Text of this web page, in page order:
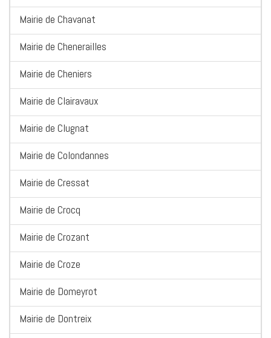
Mairie de Chavanat
Mairie de Chenerailles
Mairie de Cheniers
Mairie de Clairavaux
Mairie de Clugnat
Mairie de Colondannes
Mairie de Cressat
Mairie de Crocq
Mairie de Crozant
Mairie de Croze
Mairie de Domeyrot
Mairie de Dontreix